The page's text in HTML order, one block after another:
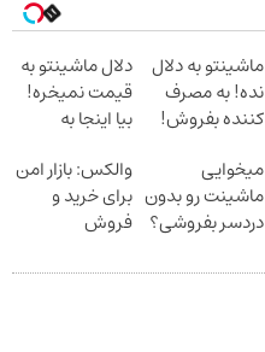
ماشینتو به دلال
نده! به مصرف
کننده بفروش!
یک تماس
دلال ماشینتو به
قیمت نمیخره!
بیا اینجا به
بفروش*فقط
خریدار واقعی*
میخوایی
ماشینت رو بدون
دردسر بفروشی؟
والکس: بازار امن
برای خرید و
فروش
دیجیتال